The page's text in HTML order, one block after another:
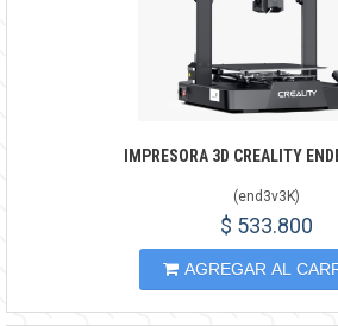
IMPRESORA 3D CREALITY
(end3v3K)
$ 533.800
AGREGAR AL